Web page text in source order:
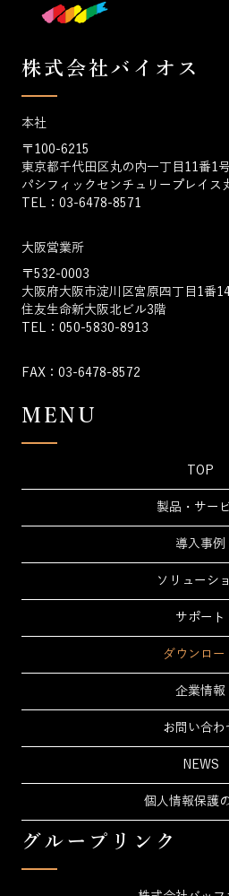
株式会社バイオス
本社
〒100-6215
東京都千代田区丸の内一丁目11番1
パシフィックセンチュリープレイス
TEL：03-6478-8571
大阪営業所
〒532-0003
大阪府大阪市淀川区宮原四丁目1番
住友生命新大阪北ビル3階
TEL：050-5830-8913
FAX：03-6478-8572
MENU
TOP
製品・サー
導入事例
ソリューシ
サポート
ダウンロー
企業情報
お問い合わ
NEWS
個人情報保護
グループリンク